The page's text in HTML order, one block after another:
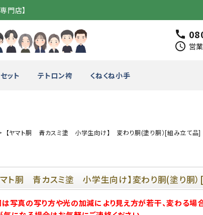
門店】
call
schedule 営
ット テトロン袴 くねくね小手
） 垂（単品）
竹のみ
【ヤマト胴 青カスミ塗 小学生向け】 変わり胴(塗り胴）[組み立て
マト胴 青カスミ塗 小学生向け】変わり胴(塗り胴
写真の写り方や光の加減により見え方が若干、変わる場合